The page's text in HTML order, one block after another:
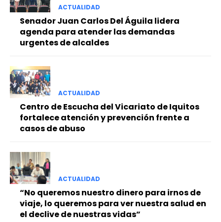
ACTUALIDAD
Senador Juan Carlos Del Águila lidera
agenda para atender las demandas
urgentes de alcaldes
ACTUALIDAD
Centro de Escucha del Vicariato de Iquitos
fortalece atención y prevención frente a
casos de abuso
ACTUALIDAD
“No queremos nuestro dinero para irnos de
viaje, lo queremos para ver nuestra salud en
el declive de nuestras vidas”